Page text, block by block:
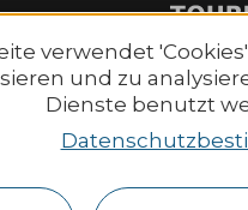
verwendet
und zu
Dienste benutzt
sur-Mer Tourismus
6 Place Le Pomellec